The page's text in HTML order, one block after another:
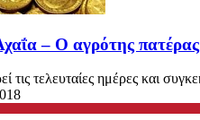
– Ο αγρότης
τελευταίες ημέρες και